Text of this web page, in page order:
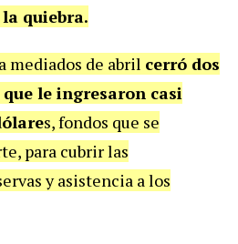
quiebra.
mediados de abril cerró dos
le ingresaron casi
s, fondos que se
para cubrir las
y asistencia a los